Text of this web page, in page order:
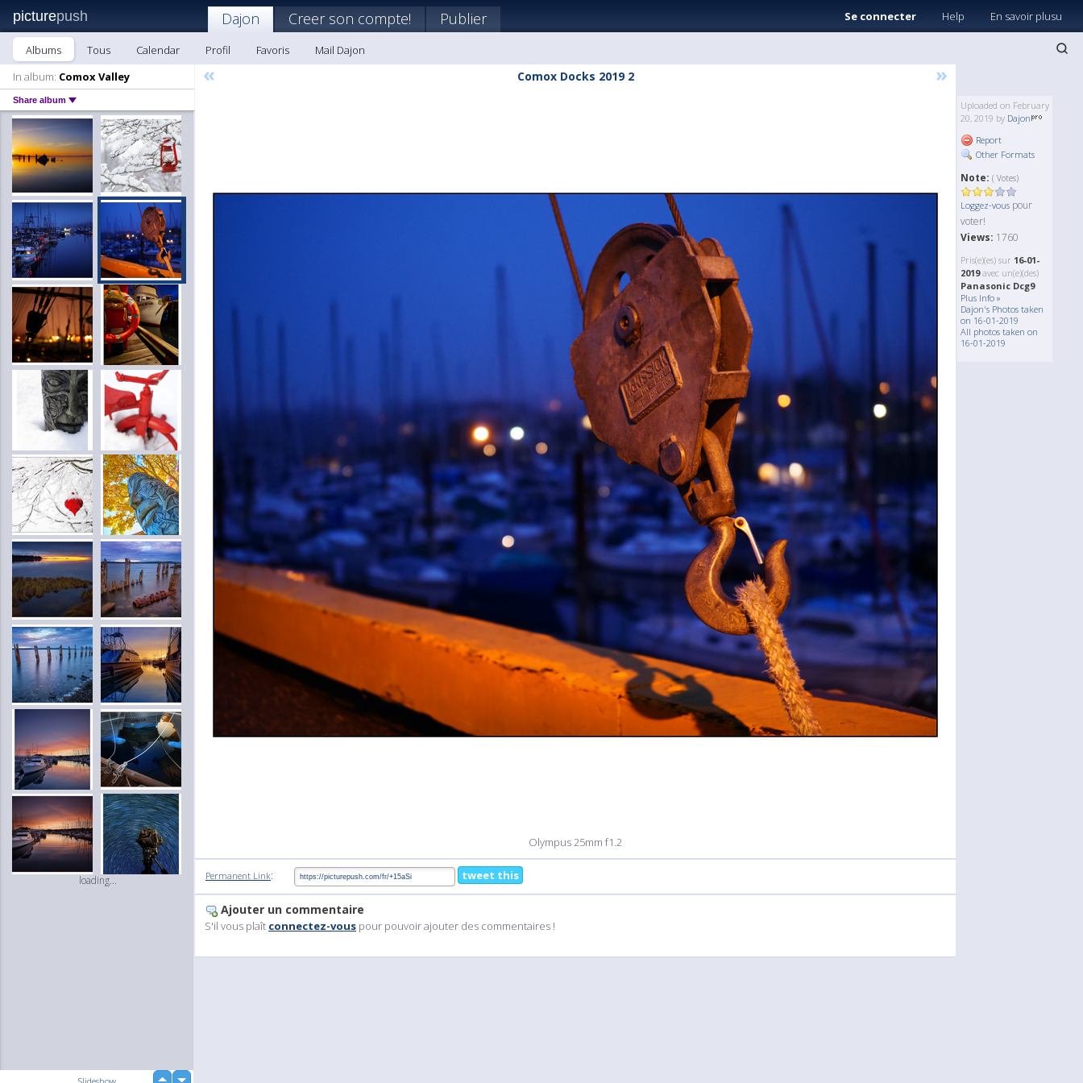
picturepush Se connecter Help En savoir plusu
Dajon Creer son compte! Publier
Albums Tous Calendar Profil Favoris
Mail Dajon
In album: Comox Valley
Share album
loading...
« Comox Docks 2019 2 »
Olympus 25mm f1.2
Uploaded on February
20, 2019 by Dajon
Report
Other Formats
Note: ( Votes)
Loggez-vous pour
voter!
Views: 1760
Pris(e)(es) sur 16-01-
2019avec un(e)(des)
Panasonic Dcg9
Plus Info »
Dajon's Photos taken
on 16-01-2019
All photos taken on
16-01-2019
Permanent Link: tweet this
Ajouter un commentaire
S'il vous plaît connectez-vous pour pouvoir ajouter des commentaires !